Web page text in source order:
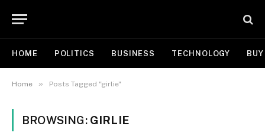
HOME POLITICS BUSINESS TECHNOLOGY
Home » Posts Tagged "girlie"
BROWSING: GIRLIE